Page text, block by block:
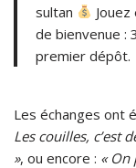
sultan
de bienvenue :
premier dépôt.
Les échanges ont
Les couilles, c’est
», ou encore : « On